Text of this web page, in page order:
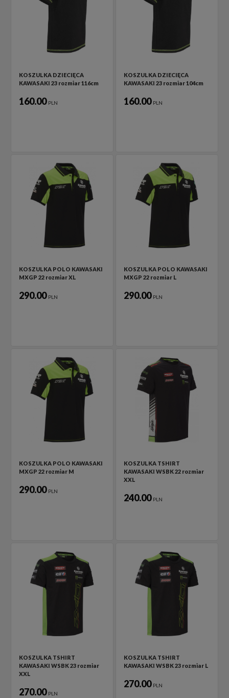
KOSZULKA DZIECIĘCA
KAWASAKI 23 rozmiar 116cm
160.00 PLN
KOSZULKA DZIECIĘCA
KAWASAKI 23 rozmiar 104cm
160.00 PLN
KOSZULKA POLO KAWASAKI
MXGP 22 rozmiar XL
290.00 PLN
KOSZULKA POLO KAWASAKI
MXGP 22 rozmiar L
290.00 PLN
KOSZULKA POLO KAWASAKI
MXGP 22 rozmiar M
290.00 PLN
KOSZULKA TSHIRT
KAWASAKI WSBK 22 rozmiar
XXL
240.00 PLN
KOSZULKA TSHIRT
KAWASAKI WSBK 23 rozmiar
XXL
270.00 PLN
KOSZULKA TSHIRT
KAWASAKI WSBK 23 rozmiar L
270.00 PLN